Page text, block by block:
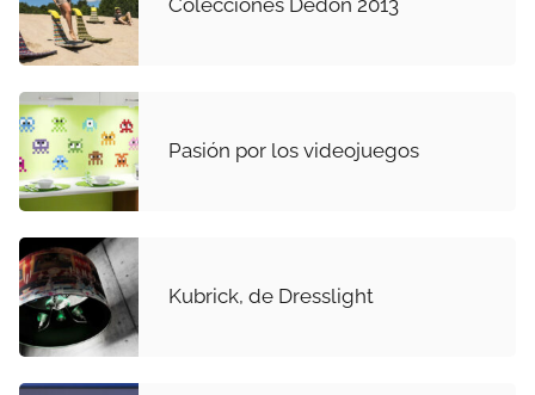
Colecciones Dedon 2013
Pasión por los videojuegos
Kubrick, de Dresslight